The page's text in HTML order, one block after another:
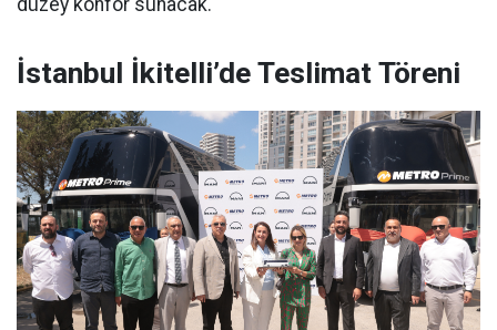
İstanbul İkitelli’de Teslimat Töreni